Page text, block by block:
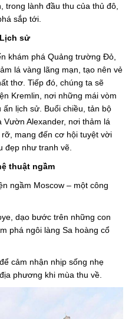
trong lành đầu thu của thủ đô,
sắp tới.
sử
khám phá Quảng trường Đỏ,
lá vàng lãng mạn, tạo nên vẻ
thơ. Tiếp đó, chúng ta sẽ
Kremlin, nơi những mái vòm
lịch sử. Buổi chiều, tản bộ
Alexander, nơi thảm lá
mang đến cơ hội tuyệt vời
đẹp như tranh vẽ.
thuật ngầm
ngầm Moscow – một công
dạo bước trên những con
phá ngôi làng Sa hoàng cổ
cảm nhận nhịp sống nhẹ
phương khi mùa thu về.